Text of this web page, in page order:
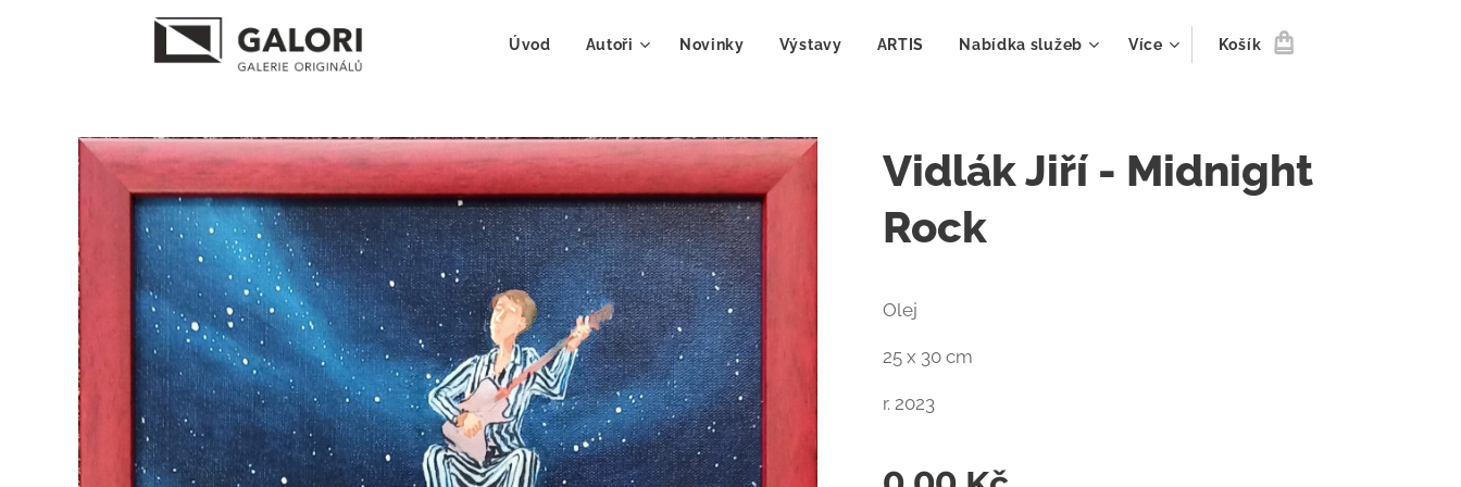
Úvod Autoři Novinky Výstavy ARTIS Nabídka služeb Více Košík
Vidlák Jiří - Midnight
Rock
Olej
25 x 30 cm
r. 2023